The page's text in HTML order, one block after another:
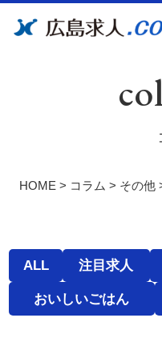
HOME> コラム > その他
ALL 注目求人
おいしいごはん